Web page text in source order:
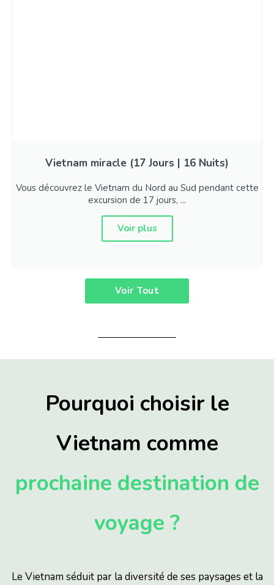
Vietnam miracle (17 Jours | 16 Nuits)
Vous découvrez le Vietnam du Nord au Sud pendant cette
excursion de 17 jours, ...
Voir plus
Voir Tout
Pourquoi choisir le
Vietnam comme
prochaine destination de
voyage ?
Le Vietnam séduit par la diversité de ses paysages et la